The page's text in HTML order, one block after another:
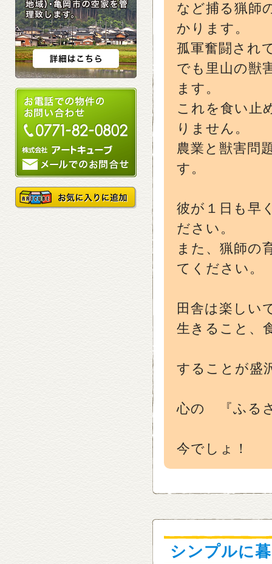
など捕る猟師
かります。
孤軍奮闘され
でも里山の獣
ます。
これを食い止
りません。
農業と獣害問
す。
彼が１日も早
ださい。
また、猟師の
てください。
田舎は楽しい
生きること、
することが盛
心の 『ふる
今でしょ！
シンプルに